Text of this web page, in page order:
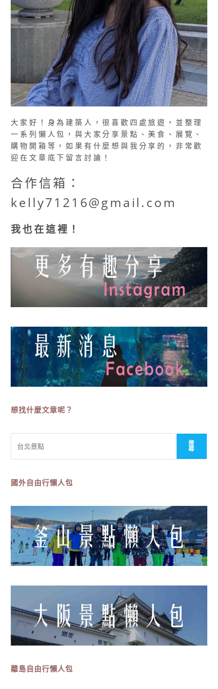
大家好！身為建築人，很喜歡四處旅遊，並整理
一系列懶人包，與大家分享景點、美食、展覽、
購物開箱等，如果有什麼想與我分享的，非常歡
迎在文章底下留言討論！
合作信箱：
kelly71216@gmail.com
我也在這裡！
想找什麼文章呢？
尋
搜
尋
國外自由行懶人包
離島自由行懶人包